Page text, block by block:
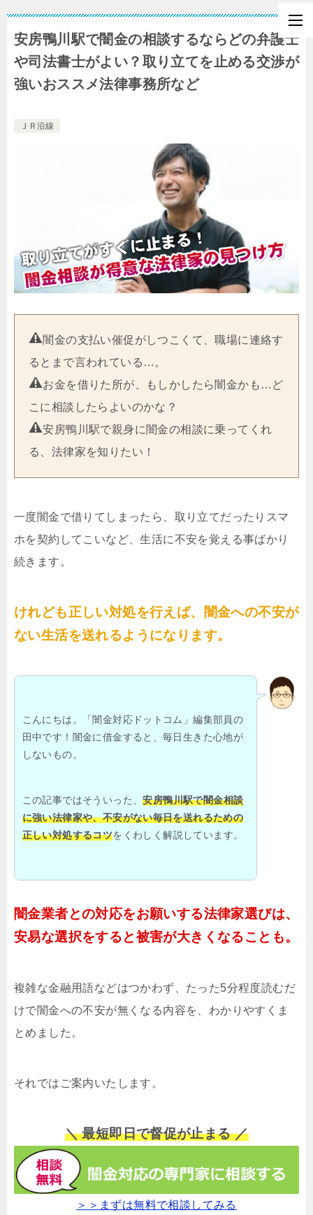
安房鴨川駅で闇金の相談するならどの弁護士
や司法書士がよい？取り立てを止める交渉が
強いおススメ法律事務所など
ＪＲ沿線
闇金の支払い催促がしつこくて、職場に連絡す
るとまで言われている…。
お金を借りた所が、もしかしたら闇金かも…ど
こに相談したらよいのかな？
安房鴨川駅で親身に闇金の相談に乗ってくれ
る、法律家を知りたい！
一度闇金で借りてしまったら、取り立てだったりスマ
ホを契約してこいなど、生活に不安を覚える事ばかり
続きます。
けれども正しい対処を行えば、闇金への不安が
ない生活を送れるようになります。
こんにちは。「闇金対応ドットコム」編集部員の
田中です！闇金に借金すると、毎日生きた心地が
しないもの。
この記事ではそういった、安房鴨川駅で闇金相談
に強い法律家や、不安がない毎日を送れるための
正しい対処するコツをくわしく解説しています。
闇金業者との対応をお願いする法律家選びは、
安易な選択をすると被害が大きくなることも。
複雑な金融用語などはつかわず、たった5分程度読むだ
けで闇金への不安が無くなる内容を、わかりやすくま
とめました。
それではご案内いたします。
＼ 最短即日で督促が止まる ／
＞＞まずは無料で相談してみる